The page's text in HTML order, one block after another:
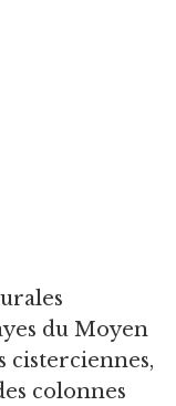
du Moyen
cisterciennes,
colonnes